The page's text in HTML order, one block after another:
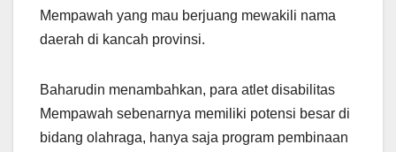
Mempawah yang mau berjuang mewakili nama
daerah di kancah provinsi.
Baharudin menambahkan, para atlet disabilitas
Mempawah sebenarnya memiliki potensi besar di
bidang olahraga, hanya saja program pembinaan